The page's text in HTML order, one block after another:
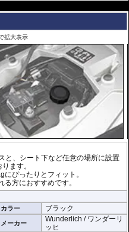
拡大表示
と、シート下など任意の場所に設置
ます。
ぴったりとフィット。
方におすすめです。
カラー ブラック
メーカー
Wunderlich / ワンダーリ
ッヒ